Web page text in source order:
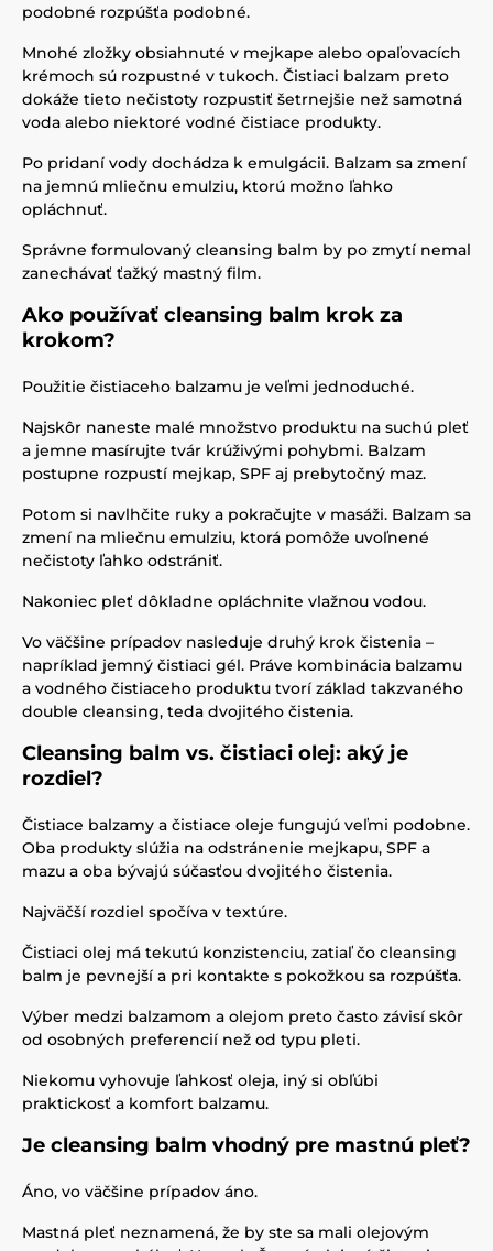
podobné rozpúšťa podobné.
Mnohé zložky obsiahnuté v mejkape alebo opaľovacích
krémoch sú rozpustné v tukoch. Čistiaci balzam preto
dokáže tieto nečistoty rozpustiť šetrnejšie než samotná
voda alebo niektoré vodné čistiace produkty.
Po pridaní vody dochádza k emulgácii. Balzam sa zmení
na jemnú mliečnu emulziu, ktorú možno ľahko
opláchnuť.
Správne formulovaný cleansing balm by po zmytí nemal
zanechávať ťažký mastný film.
Ako používať cleansing balm krok za
krokom?
Použitie čistiaceho balzamu je veľmi jednoduché.
Najskôr naneste malé množstvo produktu na suchú pleť
a jemne masírujte tvár krúživými pohybmi. Balzam
postupne rozpustí mejkap, SPF aj prebytočný maz.
Potom si navlhčite ruky a pokračujte v masáži. Balzam sa
zmení na mliečnu emulziu, ktorá pomôže uvoľnené
nečistoty ľahko odstrániť.
Nakoniec pleť dôkladne opláchnite vlažnou vodou.
Vo väčšine prípadov nasleduje druhý krok čistenia –
napríklad jemný čistiaci gél. Práve kombinácia balzamu
a vodného čistiaceho produktu tvorí základ takzvaného
double cleansing, teda dvojitého čistenia.
Cleansing balm vs. čistiaci olej: aký je
rozdiel?
Čistiace balzamy a čistiace oleje fungujú veľmi podobne.
Oba produkty slúžia na odstránenie mejkapu, SPF a
mazu a oba bývajú súčasťou dvojitého čistenia.
Najväčší rozdiel spočíva v textúre.
Čistiaci olej má tekutú konzistenciu, zatiaľ čo cleansing
balm je pevnejší a pri kontakte s pokožkou sa rozpúšťa.
Výber medzi balzamom a olejom preto často závisí skôr
od osobných preferencií než od typu pleti.
Niekomu vyhovuje ľahkosť oleja, iný si obľúbi
praktickosť a komfort balzamu.
Je cleansing balm vhodný pre mastnú pleť?
Áno, vo väčšine prípadov áno.
Mastná pleť neznamená, že by ste sa mali olejovým